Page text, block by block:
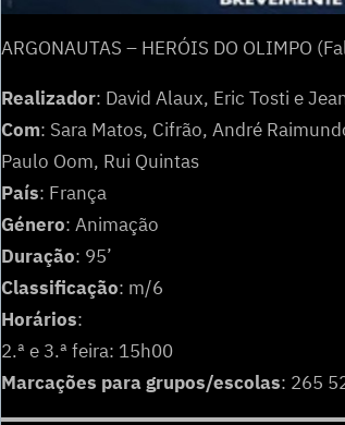
ARGONAUTAS – HERÓIS DO OLIMPO
Realizador: David Alaux, Eric Tosti e
Com: Sara Matos, Cifrão, André
Paulo Oom, Rui Quintas
País: França
Género: Animação
Duração: 95’
Classificação: m/6
Horários:
2.ª e 3.ª feira: 15h00
Marcações para grupos/escolas: 265